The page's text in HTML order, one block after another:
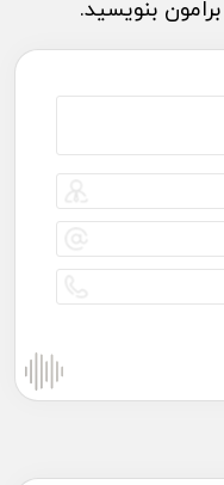
بنویسید.